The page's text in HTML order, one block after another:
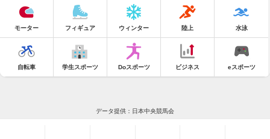
モーター フィギュア ウィンター 陸上 水泳
自転車 学生スポーツ Doスポーツ ビジネス eスポーツ
データ提供：日本中央競馬会